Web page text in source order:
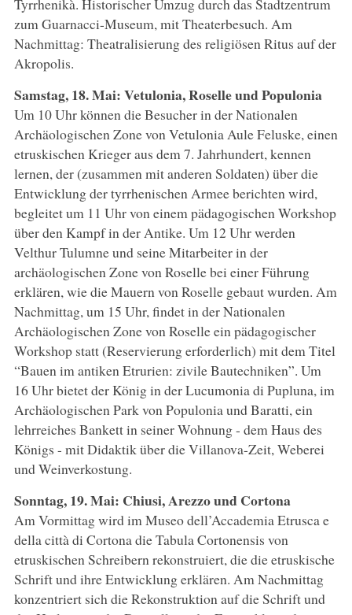
zum Guarnacci-Museum, mit Theaterbesuch. Am
Nachmittag: Theatralisierung des religiösen Ritus auf der
Akropolis.
Samstag, 18. Mai: Vetulonia, Roselle und Populonia
Um 10 Uhr können die Besucher in der Nationalen
Archäologischen Zone von Vetulonia Aule Feluske, einen
etruskischen Krieger aus dem 7. Jahrhundert, kennen
lernen, der (zusammen mit anderen Soldaten) über die
Entwicklung der tyrrhenischen Armee berichten wird,
begleitet um 11 Uhr von einem pädagogischen Workshop
über den Kampf in der Antike. Um 12 Uhr werden
Velthur Tulumne und seine Mitarbeiter in der
archäologischen Zone von Roselle bei einer Führung
erklären, wie die Mauern von Roselle gebaut wurden. Am
Nachmittag, um 15 Uhr, findet in der Nationalen
Archäologischen Zone von Roselle ein pädagogischer
Workshop statt (Reservierung erforderlich) mit dem Titel
“Bauen im antiken Etrurien: zivile Bautechniken”. Um
16 Uhr bietet der König in der Lucumonia di Pupluna, im
Archäologischen Park von Populonia und Baratti, ein
lehrreiches Bankett in seiner Wohnung - dem Haus des
Königs - mit Didaktik über die Villanova-Zeit, Weberei
und Weinverkostung.
Sonntag, 19. Mai: Chiusi, Arezzo und Cortona
Am Vormittag wird im Museo dell’Accademia Etrusca e
della città di Cortona die Tabula Cortonensis von
etruskischen Schreibern rekonstruiert, die die etruskische
Schrift und ihre Entwicklung erklären. Am Nachmittag
konzentriert sich die Rekonstruktion auf die Schrift und